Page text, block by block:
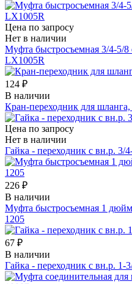
Цена по запросу
Нет в наличии
Муфта быстросъемная 3/4-5/8
LX1005R
124 ₽
В наличии
Кран-переходник для
Цена по запросу
Нет в наличии
Гайка - переходник с вн.р. 3/
226 ₽
В наличии
Муфта быстросъемная 1
1205
67 ₽
В наличии
Гайка - переходник с вн.р. 1-